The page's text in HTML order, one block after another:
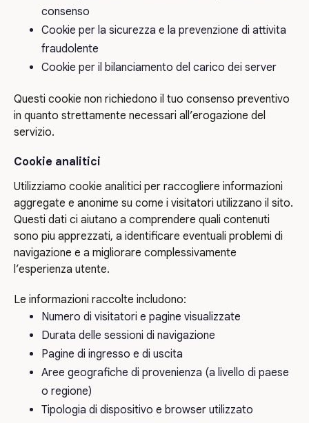
consenso
Cookie per la sicurezza e la prevenzione di attivita
fraudolente
Cookie per il bilanciamento del carico dei server
Questi cookie non richiedono il tuo consenso preventivo
in quanto strettamente necessari all’erogazione del
servizio.
Cookie analitici
Utilizziamo cookie analitici per raccogliere informazioni
aggregate e anonime su come i visitatori utilizzano il sito.
Questi dati ci aiutano a comprendere quali contenuti
sono piu apprezzati, a identificare eventuali problemi di
navigazione e a migliorare complessivamente
l’esperienza utente.
Le informazioni raccolte includono:
Numero di visitatori e pagine visualizzate
Durata delle sessioni di navigazione
Pagine di ingresso e di uscita
Aree geografiche di provenienza (a livello di paese
o regione)
Tipologia di dispositivo e browser utilizzato